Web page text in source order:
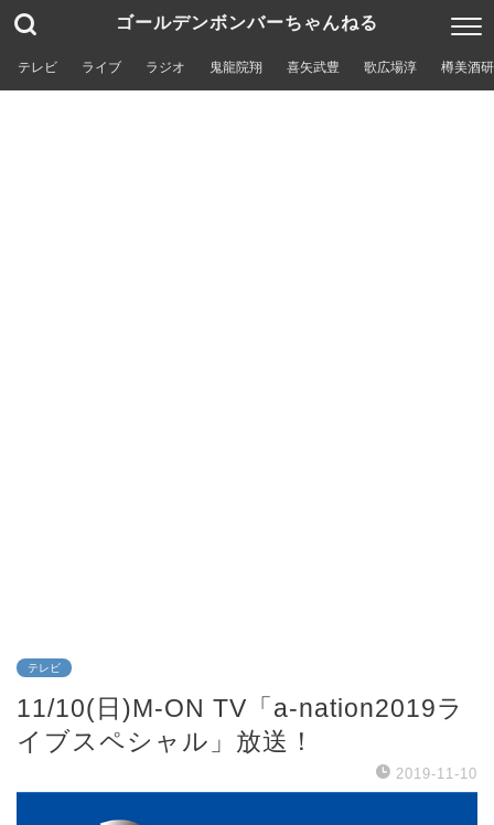
ゴールデンボンバーちゃんねる
テレビ ライブ ラジオ 鬼龍院翔 喜矢武豊 歌広場淳 樽美酒
テレビ
11/10(日)M-ON TV「a-nation2019ラ
イブスペシャル」放送！
2019-11-10